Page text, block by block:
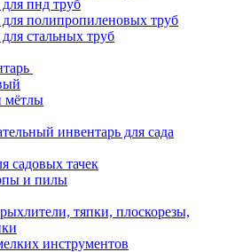
пнд труб
полипропиленовых труб
стальных труб
мётлы
инвентарь для сада
садовых тачек
и пилы
тяпки, плоскорезы,
инструментов